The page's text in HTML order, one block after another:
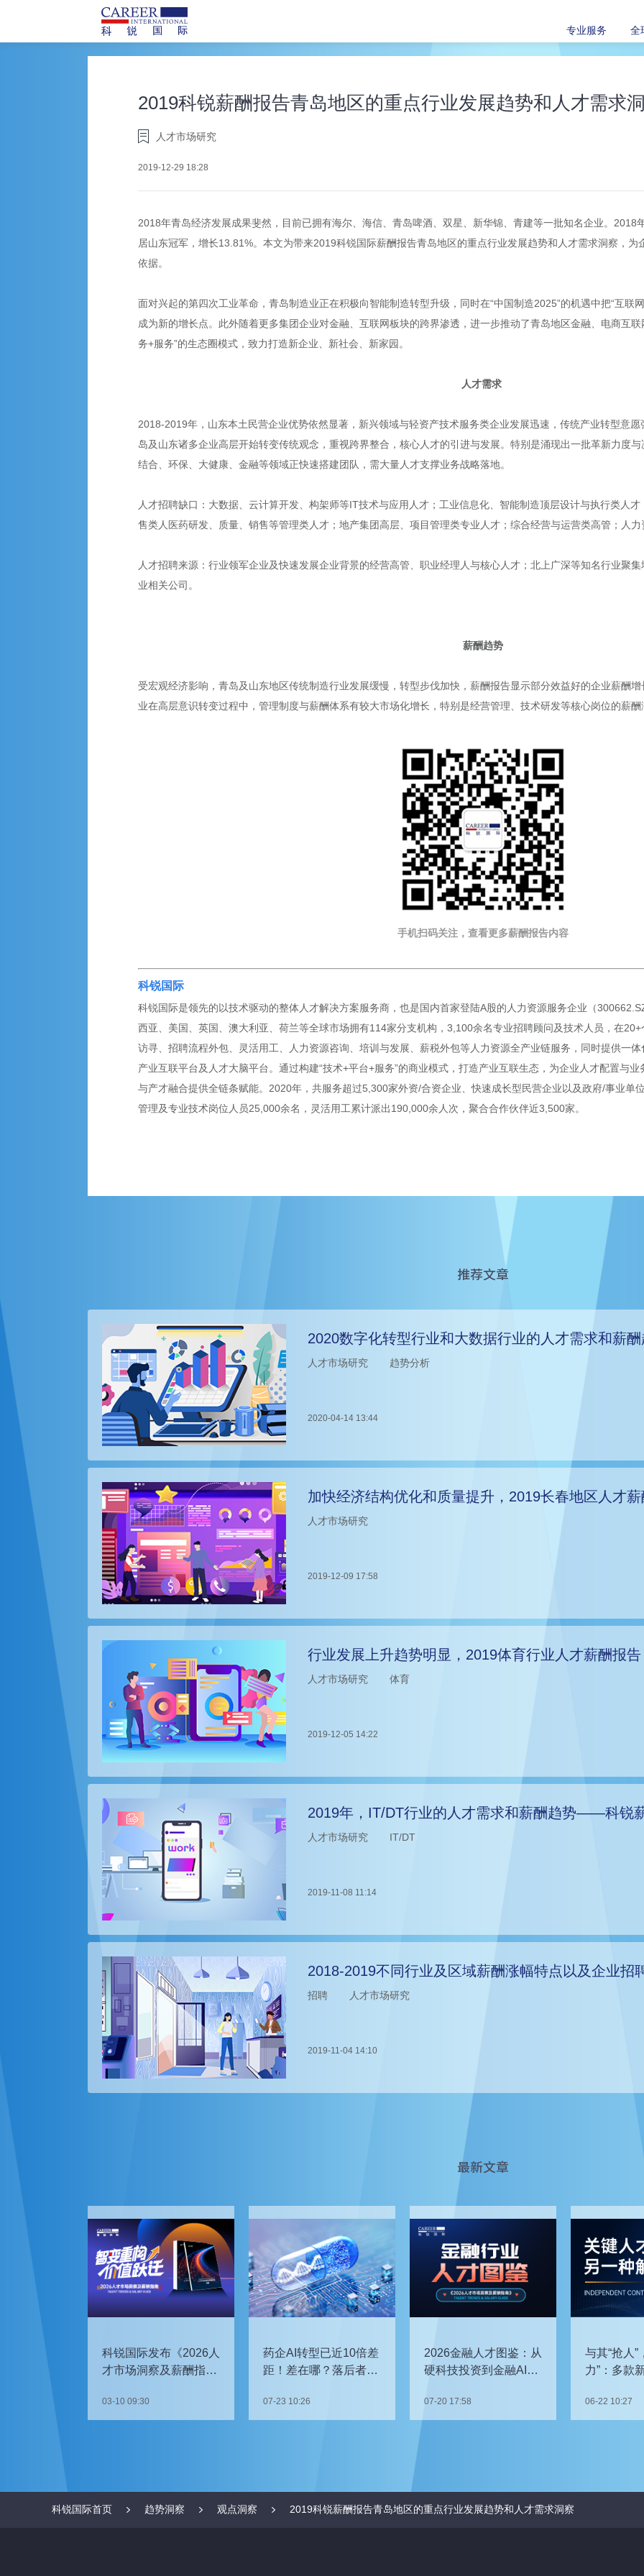
专业服务 全
2019科锐薪酬报告青岛地区的重点行业发展趋势和人才需求
人才市场研究
2019-12-29 18:28
2018年青岛经济发展成果斐然，目前已拥有海尔、海信、青岛啤酒、双星、新华锦、青建等一批知名企业。2018
居山东冠军，增长13.81%。本文为带来2019科锐国际薪酬报告青岛地区的重点行业发展趋势和人才需求洞察，
依据。
面对兴起的第四次工业革命，青岛制造业正在积极向智能制造转型升级，同时在“中国制造2025”的机遇中把“互联
成为新的增长点。此外随着更多集团企业对金融、互联网板块的跨界渗透，进一步推动了青岛地区金融、电商互
务+服务”的生态圈模式，致力打造新企业、新社会、新家园。
人才需求
2018-2019年，山东本土民营企业优势依然显著，新兴领域与轻资产技术服务类企业发展迅速，传统产业转型意
岛及山东诸多企业高层开始转变传统观念，重视跨界整合，核心人才的引进与发展。特别是涌现出一批革新力度
结合、环保、大健康、金融等领域正快速搭建团队，需大量人才支撑业务战略落地。
人才招聘缺口：大数据、云计算开发、构架师等IT技术与应用人才；工业信息化、智能制造顶层设计与执行类人
售类人医药研发、质量、销售等管理类人才；地产集团高层、项目管理类专业人才；综合经营与运营类高管；人
人才招聘来源：行业领军企业及快速发展企业背景的经营高管、职业经理人与核心人才；北上广深等知名行业聚
业相关公司。
薪酬趋势
受宏观经济影响，青岛及山东地区传统制造行业发展缓慢，转型步伐加快，薪酬报告显示部分效益好的企业薪酬
业在高层意识转变过程中，管理制度与薪酬体系有较大市场化增长，特别是经营管理、技术研发等核心岗位的薪
手机扫码关注，查看更多薪酬报告内容
科锐国际
科锐国际是领先的以技术驱动的整体人才解决方案服务商，也是国内首家登陆A股的人力资源服务企业（
西亚、美国、英国、澳大利亚、荷兰等全球市场拥有114家分支机构，3,100余名专业招聘顾问及技术人员，在
访寻、招聘流程外包、灵活用工、人力资源咨询、培训与发展、薪税外包等人力资源全产业链服务，同时提供一
产业互联平台及人才大脑平台。通过构建“技术+平台+服务”的商业模式，打造产业互联生态，为企业人才配置与
与产才融合提供全链条赋能。2020年，共服务超过5,300家外资/合资企业、快速成长型民营企业以及政府/事业单
管理及专业技术岗位人员25,000余名，灵活用工累计派出190,000余人次，聚合合作伙伴近3,500家。
推荐文章
2020数字化转型行业和大数据行业的人才需求和薪
人才市场研究 趋势分析
2020-04-14 13:44
加快经济结构优化和质量提升，2019长春地区人才
人才市场研究
2019-12-09 17:58
行业发展上升趋势明显，2019体育行业人才薪酬报告
人才市场研究 体育
2019-12-05 14:22
2019年，IT/DT行业的人才需求和薪酬趋势——科锐
人才市场研究 IT/DT
2019-11-08 11:14
2018-2019不同行业及区域薪酬涨幅特点以及企业招
招聘 人才市场研究
2019-11-04 14:10
最新文章
科锐国际发布《2026人
才市场洞察及薪酬指
03-10 09:30
药企AI转型已近10倍差
距！差在哪？落后者该
07-23 10:26
2026金融人才图鉴：从
硬科技投资到金融AI，
单？
07-20 17:58
与其“抢人”
力”：多款
关键人才？
06-22 10:27
科锐国际首页 趋势洞察 观点洞察 2019科锐薪酬报告青岛地区的重点行业发展趋势和人才需求洞察